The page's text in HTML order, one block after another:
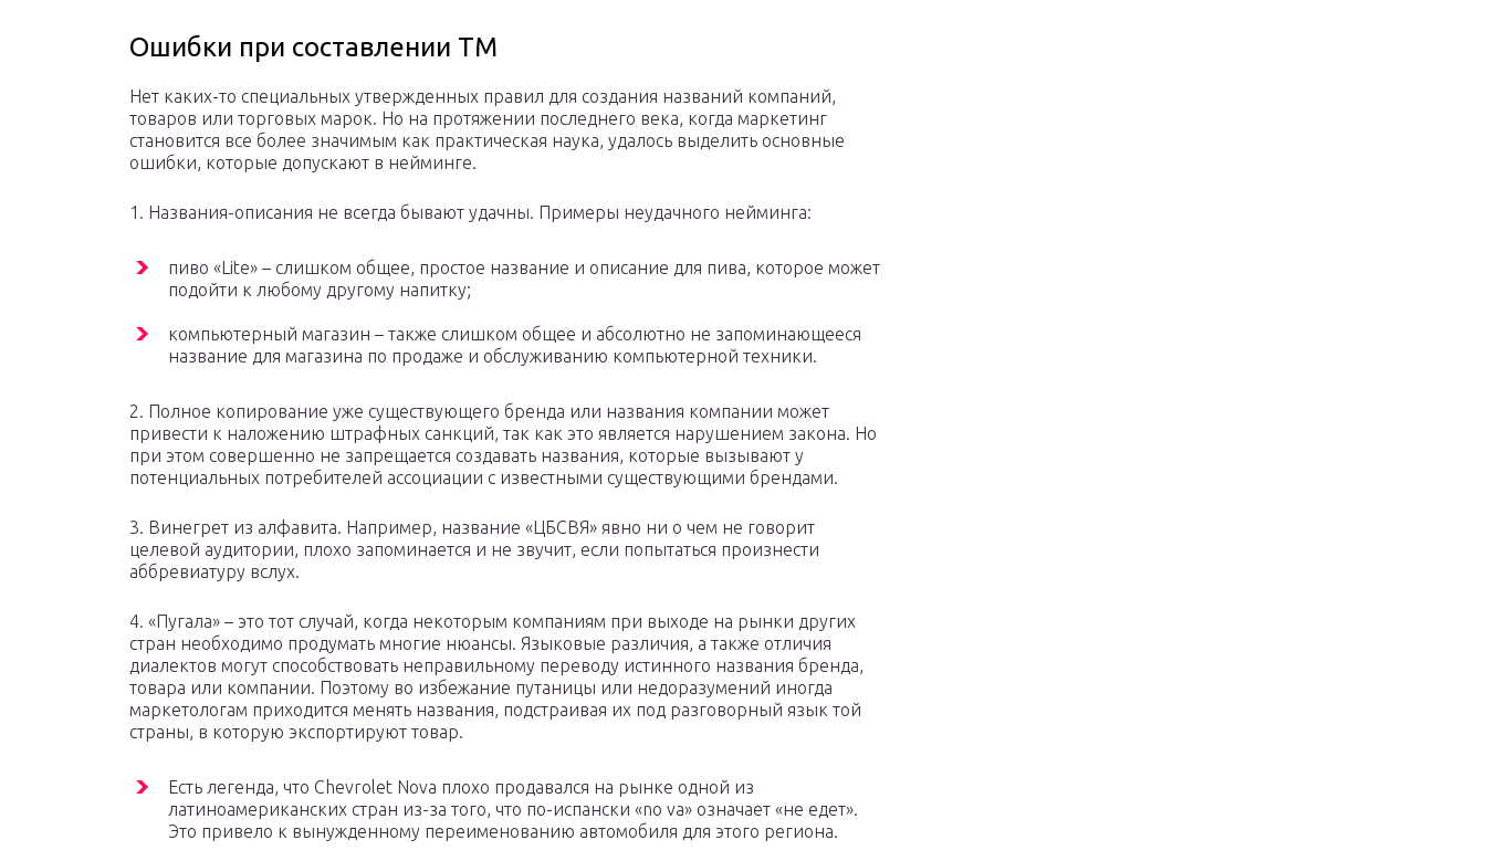
Ошибки при составлении ТМ
Нет каких-то специальных утвержденных правил для создания названий компаний,
товаров или торговых марок. Но на протяжении последнего века, когда маркетинг
становится все более значимым как практическая наука, удалось выделить основные
ошибки, которые допускают в нейминге.
1. Названия-описания не всегда бывают удачны. Примеры неудачного нейминга:
пиво «Lite» – слишком общее, простое название и описание для пива, которое может
подойти к любому другому напитку;
компьютерный магазин – также слишком общее и абсолютно не запоминающееся
название для магазина по продаже и обслуживанию компьютерной техники.
2. Полное копирование уже существующего бренда или названия компании может
привести к наложению штрафных санкций, так как это является нарушением закона. Но
при этом совершенно не запрещается создавать названия, которые вызывают у
потенциальных потребителей ассоциации с известными существующими брендами.
3. Винегрет из алфавита. Например, название «ЦБСВЯ» явно ни о чем не говорит
целевой аудитории, плохо запоминается и не звучит, если попытаться произнести
аббревиатуру вслух.
4. «Пугала» – это тот случай, когда некоторым компаниям при выходе на рынки других
стран необходимо продумать многие нюансы. Языковые различия, а также отличия
диалектов могут способствовать неправильному переводу истинного названия бренда,
товара или компании. Поэтому во избежание путаницы или недоразумений иногда
маркетологам приходится менять названия, подстраивая их под разговорный язык той
страны, в которую экспортируют товар.
Есть легенда, что Chevrolet Nova плохо продавался на рынке одной из
латиноамериканских стран из-за того, что по-испански «no va» означает «не едет».
Это привело к вынужденному переименованию автомобиля для этого региона.